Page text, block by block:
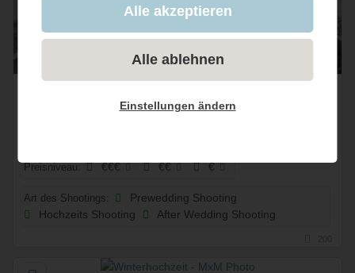
Emotional, unkonventionell und aufregend
Preisniveau: €€€ €€ €
Art des Shootings:
Prewedding Shooting
Hochzeits Shooting
After Wedding Shooting
Alle akzeptieren
Alle ablehnen
Einstellungen ändern